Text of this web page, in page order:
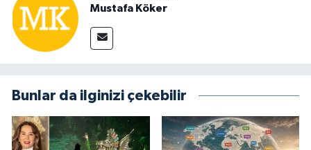
Mustafa Köker
Bunlar da ilginizi çekebilir